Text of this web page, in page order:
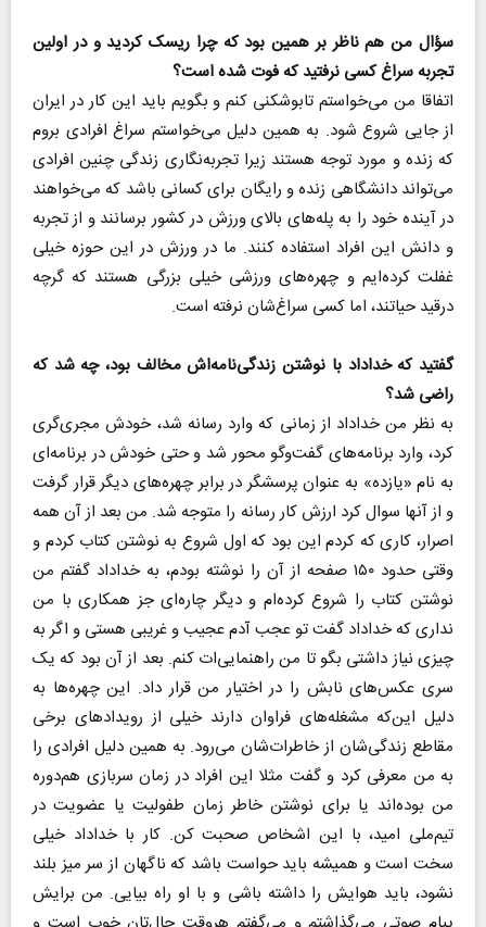
سؤال من هم ناظر بر همین بود که چرا ریسک کردید و در اولین
تجربه سراغ کسی نرفتید که فوت شده است؟
اتفاقا من می‌خواستم تابوشکنی کنم و بگویم باید این کار در ایران
از جایی شروع شود. به همین دلیل می‌خواستم سراغ افرادی بروم
که زنده و مورد توجه هستند زیرا تجربه‌نگاری زندگی چنین افرادی
می‌تواند دانشگاهی زنده و رایگان برای کسانی باشد که می‌خواهند
در آینده خود را به پله‌های بالای ورزش در کشور برسانند و از تجربه
و دانش این افراد استفاده کنند. ما در ورزش در این حوزه خیلی
غفلت کرده‌ایم و چهره‌های ورزشی خیلی بزرگی هستند که گرچه
درقید حیاتند، اما کسی سراغ‌شان نرفته است.
گفتید که خداداد با نوشتن زندگی‌نامه‌اش مخالف بود، چه شد که
راضی شد؟
به نظر من خداداد از زمانی که وارد رسانه شد، خودش مجری‌گری
کرد، وارد برنامه‌های گفت‌و‌گو محور شد و حتی خودش در برنامه‌ای
به نام «یازده» به عنوان پرسشگر در برابر چهره‌های دیگر قرار گرفت
و از آنها سوال کرد ارزش کار رسانه را متوجه شد. من بعد از آن همه
اصرار، کاری که کردم این بود که اول شروع به نوشتن کتاب کردم و
وقتی حدود ۱۵۰ صفحه از آن را نوشته بودم، به خداداد گفتم من
نوشتن کتاب را شروع کرده‌ام و دیگر چاره‌ای جز همکاری با من
نداری که خداداد گفت تو عجب آدم عجیب و غریبی هستی و اگر به
چیزی نیاز داشتی بگو تا من راهنمایی‌ات کنم. بعد از آن بود که یک
سری عکس‌های نابش را در اختیار من قرار داد. این چهره‌ها به
دلیل این‌که مشغله‌های فراوان دارند خیلی از رویدادهای برخی
مقاطع زندگی‌شان از خاطرات‌شان می‌رود. به همین دلیل افرادی را
به من معرفی کرد و گفت مثلا این افراد در زمان سربازی هم‌دوره
من بوده‌اند یا برای نوشتن خاطر زمان طفولیت یا عضویت در
تیم‌ملی امید، با این اشخاص صحبت کن. کار با خداداد خیلی
سخت است و همیشه باید حواست باشد که ناگهان از سر میز بلند
نشود، باید هوایش را داشته باشی و با او راه بیایی. من برایش